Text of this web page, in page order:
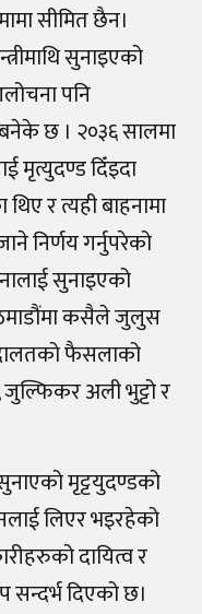
सीमित छैन।
सुनाइएको
पनि
छ । २०३६ सालमा
मृत्युदण्ड दिँइदा
र त्यही बाहनामा
निर्णय गर्नुपरेको
सुनाइएको
कसैले जुलुस
फैसलाको
अली भुट्टो र
मृट्टयुदण्डको
लिएर भइरहेको
दायित्व र
दिएको छ।